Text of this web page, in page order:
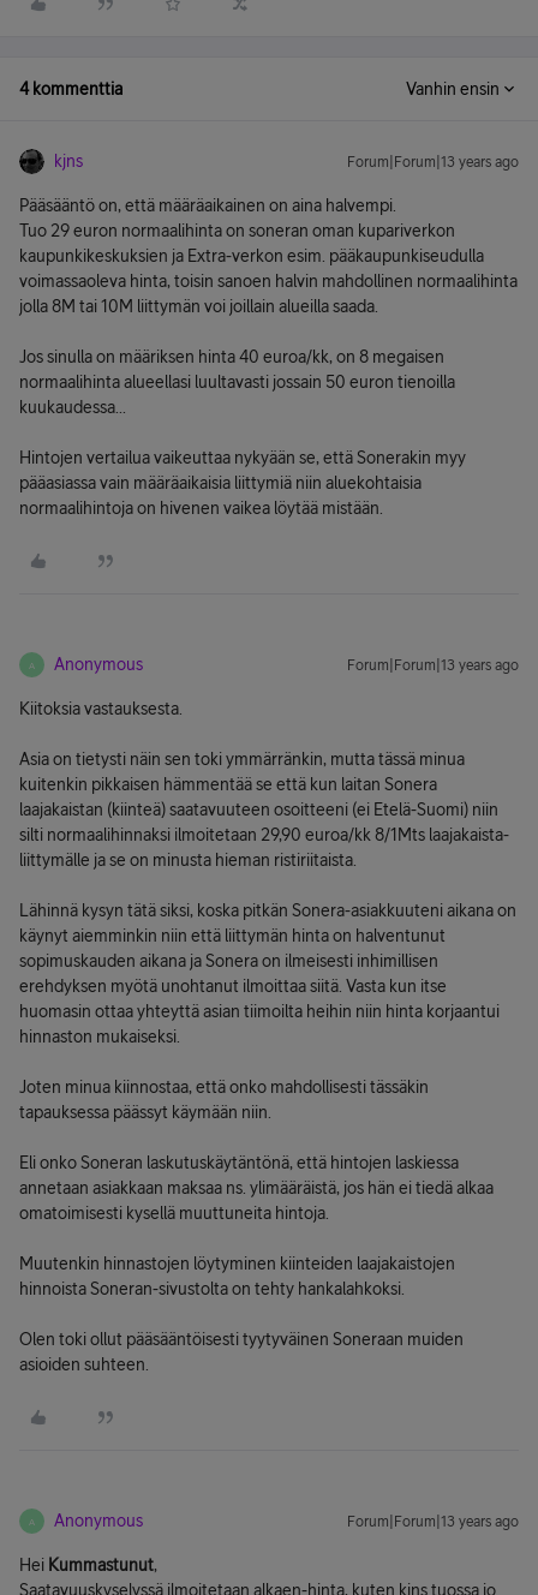
4 kommenttia Vanhin ensin
kjns Forum|Forum|13 years ago
Pääsääntö on, että määräaikainen on aina halvempi.
Tuo 29 euron normaalihinta on soneran oman kupariverkon
kaupunkikeskuksien ja Extra-verkon esim. pääkaupunkiseudulla
voimassaoleva hinta, toisin sanoen halvin mahdollinen normaalihinta
jolla 8M tai 10M liittymän voi joillain alueilla saada.
Jos sinulla on määriksen hinta 40 euroa/kk, on 8 megaisen
normaalihinta alueellasi luultavasti jossain 50 euron tienoilla
kuukaudessa...
Hintojen vertailua vaikeuttaa nykyään se, että Sonerakin myy
pääasiassa vain määräaikaisia liittymiä niin aluekohtaisia
normaalihintoja on hivenen vaikea löytää mistään.
A Anonymous Forum|Forum|13 years ago
Kiitoksia vastauksesta.
Asia on tietysti näin sen toki ymmärränkin, mutta tässä minua
kuitenkin pikkaisen hämmentää se että kun laitan Sonera
laajakaistan (kiinteä) saatavuuteen osoitteeni (ei Etelä-Suomi) niin
silti normaalihinnaksi ilmoitetaan 29,90 euroa/kk 8/1Mts laajakaista-
liittymälle ja se on minusta hieman ristiriitaista.
Lähinnä kysyn tätä siksi, koska pitkän Sonera-asiakkuuteni aikana on
käynyt aiemminkin niin että liittymän hinta on halventunut
sopimuskauden aikana ja Sonera on ilmeisesti inhimillisen
erehdyksen myötä unohtanut ilmoittaa siitä. Vasta kun itse
huomasin ottaa yhteyttä asian tiimoilta heihin niin hinta korjaantui
hinnaston mukaiseksi.
Joten minua kiinnostaa, että onko mahdollisesti tässäkin
tapauksessa päässyt käymään niin.
Eli onko Soneran laskutuskäytäntönä, että hintojen laskiessa
annetaan asiakkaan maksaa ns. ylimääräistä, jos hän ei tiedä alkaa
omatoimisesti kysellä muuttuneita hintoja.
Muutenkin hinnastojen löytyminen kiinteiden laajakaistojen
hinnoista Soneran-sivustolta on tehty hankalahkoksi.
Olen toki ollut pääsääntöisesti tyytyväinen Soneraan muiden
asioiden suhteen.
A Anonymous Forum|Forum|13 years ago
Hei Kummastunut,
Saatavuuskyselyssä ilmoitetaan alkaen-hinta, kuten kjns tuossa jo